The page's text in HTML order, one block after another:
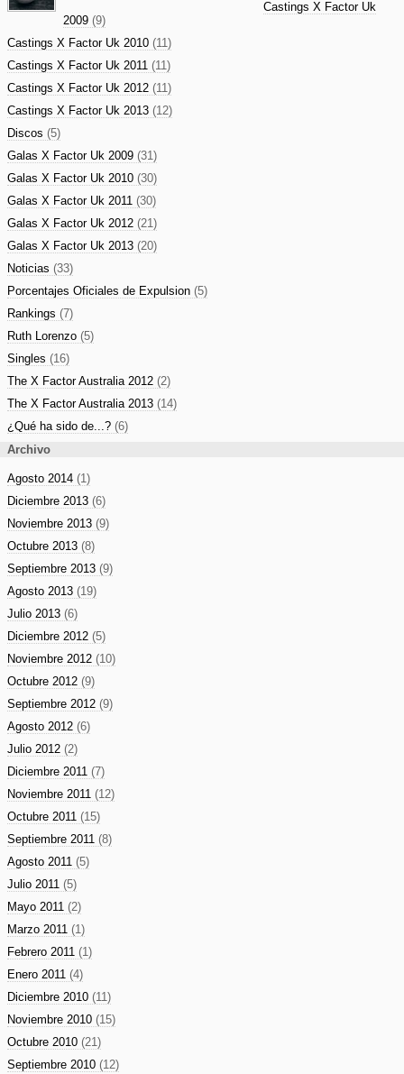
Castings X Factor Uk
2009 (9)
Castings X Factor Uk 2010 (11)
Castings X Factor Uk 2011 (11)
Castings X Factor Uk 2012 (11)
Castings X Factor Uk 2013 (12)
Discos (5)
Galas X Factor Uk 2009 (31)
Galas X Factor Uk 2010 (30)
Galas X Factor Uk 2011 (30)
Galas X Factor Uk 2012 (21)
Galas X Factor Uk 2013 (20)
Noticias (33)
Porcentajes Oficiales de Expulsion (5)
Rankings (7)
Ruth Lorenzo (5)
Singles (16)
The X Factor Australia 2012 (2)
The X Factor Australia 2013 (14)
¿Qué ha sido de...? (6)
Archivo
Agosto 2014 (1)
Diciembre 2013 (6)
Noviembre 2013 (9)
Octubre 2013 (8)
Septiembre 2013 (9)
Agosto 2013 (19)
Julio 2013 (6)
Diciembre 2012 (5)
Noviembre 2012 (10)
Octubre 2012 (9)
Septiembre 2012 (9)
Agosto 2012 (6)
Julio 2012 (2)
Diciembre 2011 (7)
Noviembre 2011 (12)
Octubre 2011 (15)
Septiembre 2011 (8)
Agosto 2011 (5)
Julio 2011 (5)
Mayo 2011 (2)
Marzo 2011 (1)
Febrero 2011 (1)
Enero 2011 (4)
Diciembre 2010 (11)
Noviembre 2010 (15)
Octubre 2010 (21)
Septiembre 2010 (12)